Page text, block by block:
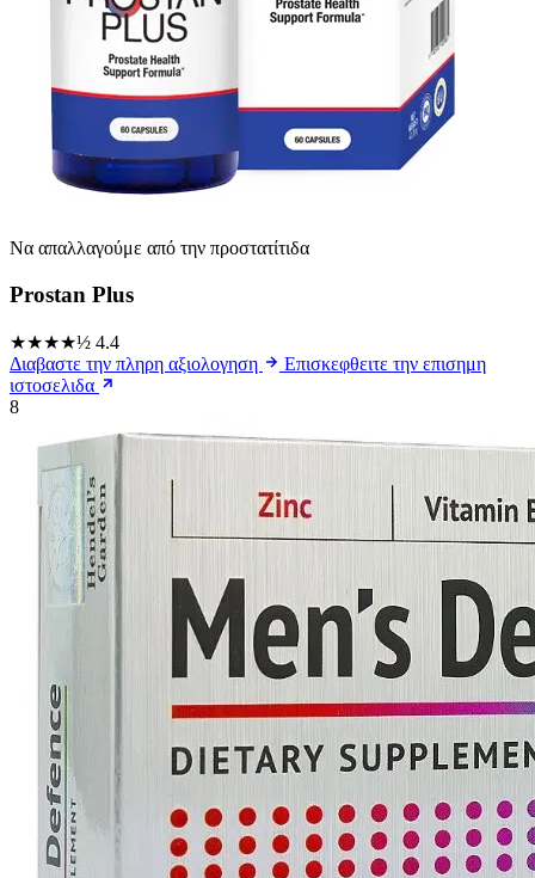
Να απαλλαγούμε από την προστατίτιδα
Prostan Plus
★★★★½ 4.4
Διαβαστε την πληρη αξιολογηση
Επισκεφθειτε την επισημη
ιστοσελιδα
8